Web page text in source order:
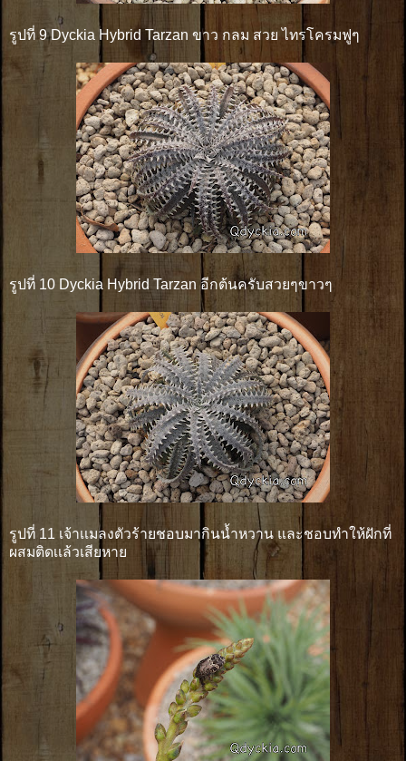
รูปที่ 9 Dyckia Hybrid Tarzan ขาว กลม สวย ไทรโครมฟูๆ
รูปที่ 10 Dyckia Hybrid Tarzan อีกต้นครับสวยๆขาวๆ
รูปที่ 11 เจ้าเเมลงตัวร้ายชอบมากินน้ำหวาน และชอบทำให้ฝักที่
ผสมติดเเล้วเสียหาย